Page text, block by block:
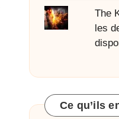
The
les
Ce qu’ils